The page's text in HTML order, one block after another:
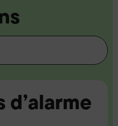
d’alarme